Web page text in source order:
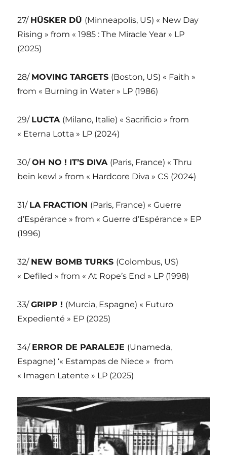
27/ HÜSKER DÜ (Minneapolis, US) « New Day
Rising » from « 1985 : The Miracle Year » LP
(2025)
28/ MOVING TARGETS (Boston, US) « Faith »
from « Burning in Water » LP (1986)
29/ LUCTA (Milano, Italie) « Sacrificio » from
« Eterna Lotta » LP (2024)
30/OH NO ! IT’S DIVA (Paris, France) « Thru
bein kewl » from « Hardcore Diva » CS (2024)
31/ LA FRACTION (Paris, France) « Guerre
d’Espérance » from « Guerre d’Espérance » EP
(1996)
32/ NEW BOMB TURKS (Colombus, US)
« Defiled » from « At Rope’s End » LP (1998)
33/GRIPP ! (Murcia, Espagne) « Futuro
Expedienté » EP (2025)
34/ ERROR DE PARALEJE (Unameda,
Espagne) ‘« Estampas de Niece » from
« Imagen Latente » LP (2025)